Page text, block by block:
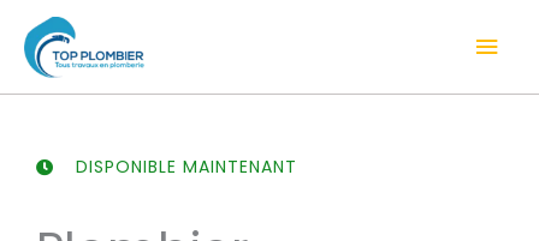
contenu
DISPONIBLE MAINTENANT